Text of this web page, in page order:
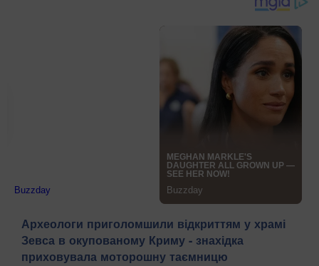
Археологи приголомшили відкриттям у храмі
Зевса в окупованому Криму - знахідка
приховувала моторошну таємницю